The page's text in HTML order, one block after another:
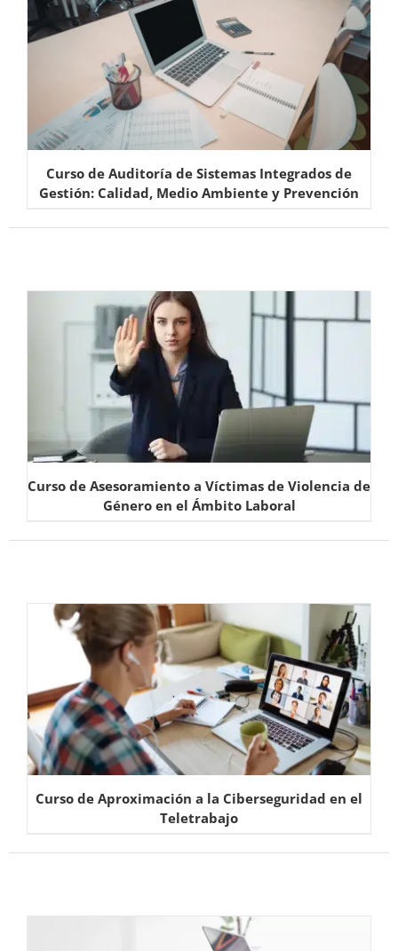
Curso de Auditoría de Sistemas Integrados de
Gestión: Calidad, Medio Ambiente y Prevención
Curso de Asesoramiento a Víctimas de Violencia de
Género en el Ámbito Laboral
Curso de Aproximación a la Ciberseguridad en el
Teletrabajo